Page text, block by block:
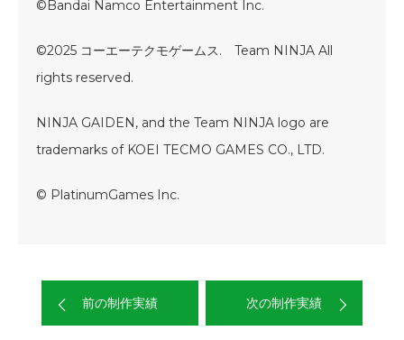
©Bandai Namco Entertainment Inc.
©2025 コーエーテクモゲームス. Team NINJA All
rights reserved.
NINJA GAIDEN, and the Team NINJA logo are
trademarks of KOEI TECMO GAMES CO., LTD.
© PlatinumGames Inc.
前の制作実績 次の制作実績